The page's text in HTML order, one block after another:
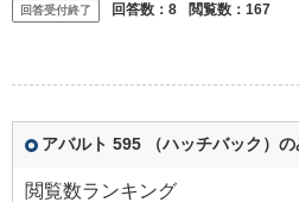
回答受付終了 回答数： 8 閲覧数： 167
アバルト 595 （ハッチバック）
閲覧数ランキング